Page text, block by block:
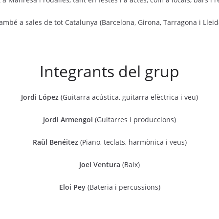
a sales de tot Catalunya (Barcelona, Girona, Tarragona i
Integrants del grup
Jordi López (Guitarra acústica, guitarra elèctrica i veu)
Jordi Armengol (Guitarres i produccions)
Raül Benéitez(Piano, teclats, harmònica i veus)
Joel Ventura (Baix)
Eloi Pey(Bateria i percussions)